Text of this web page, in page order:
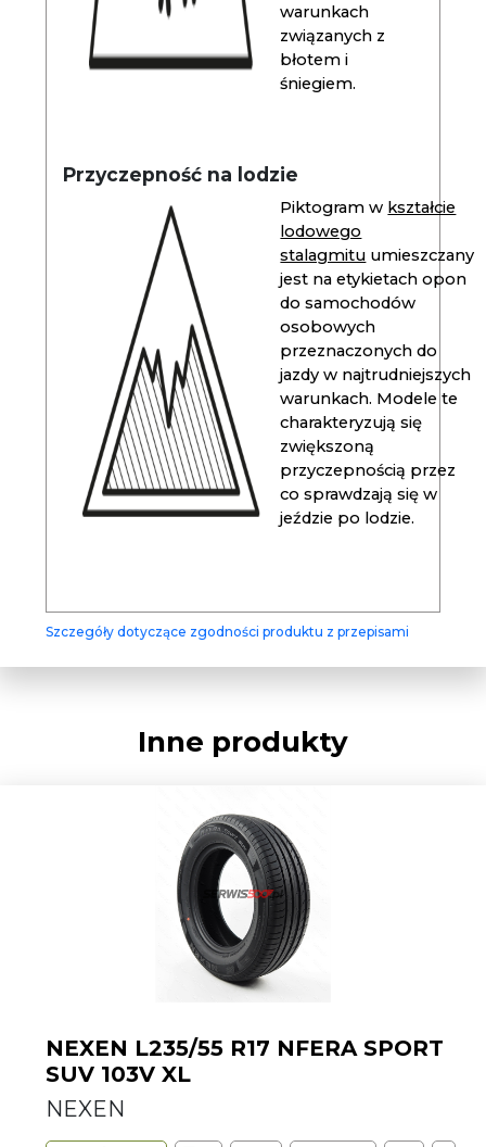
warunkach
związanych z
błotem i
śniegiem.
Przyczepność na lodzie
Piktogram w kształcie
lodowego
stalagmitu umieszczany
jest na etykietach opon
do samochodów
osobowych
przeznaczonych do
jazdy w najtrudniejszych
warunkach. Modele te
charakteryzują się
zwiększoną
przyczepnością przez
co sprawdzają się w
jeździe po lodzie.
Szczegóły dotyczące zgodności produktu z przepisami
Inne produkty
NEXEN L235/55 R17 NFERA SPORT
SUV 103V XL
NEXEN